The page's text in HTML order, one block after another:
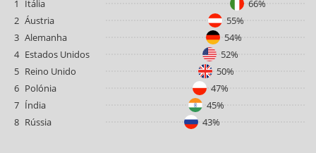
1 Itália
66%
2 Áustria
55%
3 Alemanha
54%
4 Estados Unidos
52%
5 Reino Unido
50%
6 Polónia
47%
7 Índia
45%
8 Rússia 43%